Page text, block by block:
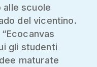
alle scuole
del vicentino.
gli studenti
maturate